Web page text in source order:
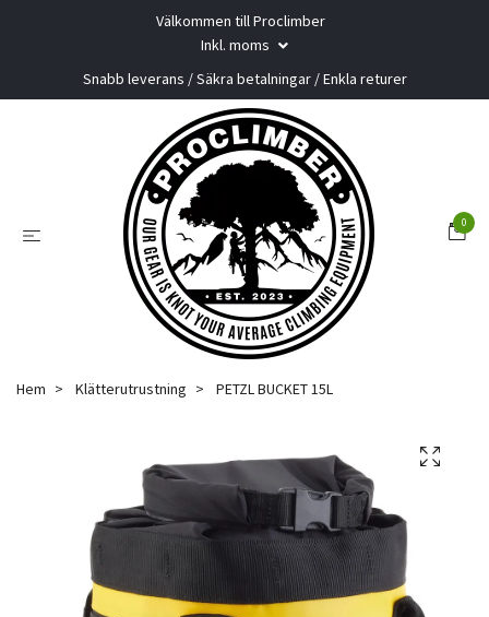
Välkommen till Proclimber
Inkl. moms
Snabb leverans / Säkra betalningar / Enkla returer
0
Hem Klätterutrustning PETZL BUCKET 15L